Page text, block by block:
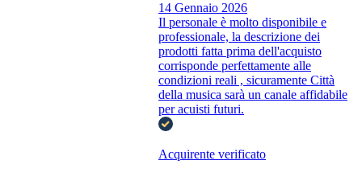
14 Gennaio 2026
Il personale è molto disponibile e
professionale, la descrizione dei
prodotti fatta prima dell'acquisto
corrisponde perfettamente alle
condizioni reali , sicuramente Città
della musica sarà un canale affidabile
per acuisti futuri.
Acquirente verificato